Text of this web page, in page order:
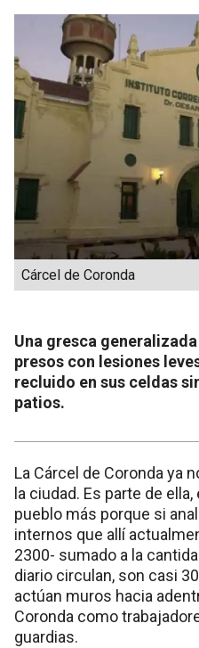
Cárcel de Coronda
Una gresca
presos con lesiones
recluido en sus celdas
patios.
La Cárcel de Coronda ya
la ciudad. Es parte de
pueblo más porque si
internos que allí
2300- sumado a la
diario circulan, son casi
actúan muros hacia
Coronda como
guardias.